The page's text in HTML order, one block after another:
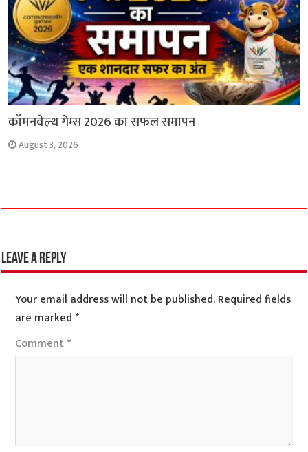
कॉमनवेल्थ गेम्स 2026 का सफल समापन
August 3, 2026
Leave a Reply
Your email address will not be published.Required fields
are marked*
Comment*